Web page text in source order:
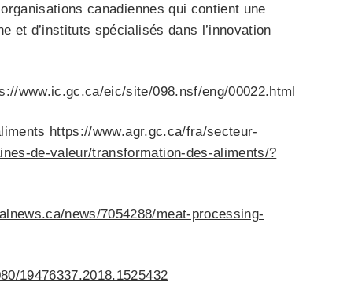
canadiennes qui contient une
et d’instituts spécialisés dans l’innovation
www.ic.gc.ca/eic/site/098.nsf/eng/00022.html
https://www.agr.gc.ca/fra/secteur-
de-valeur/transformation-des-aliments/?
news/7054288/meat-processing-
19476337.2018.1525432